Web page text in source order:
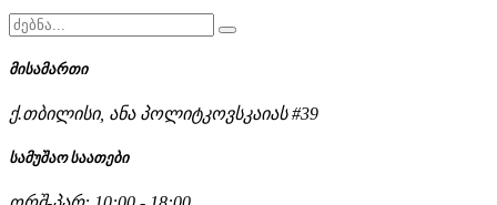
მისამართი
ქ.თბილისი, ანა პოლიტკოვსკაიას #39
სამუშაო საათები